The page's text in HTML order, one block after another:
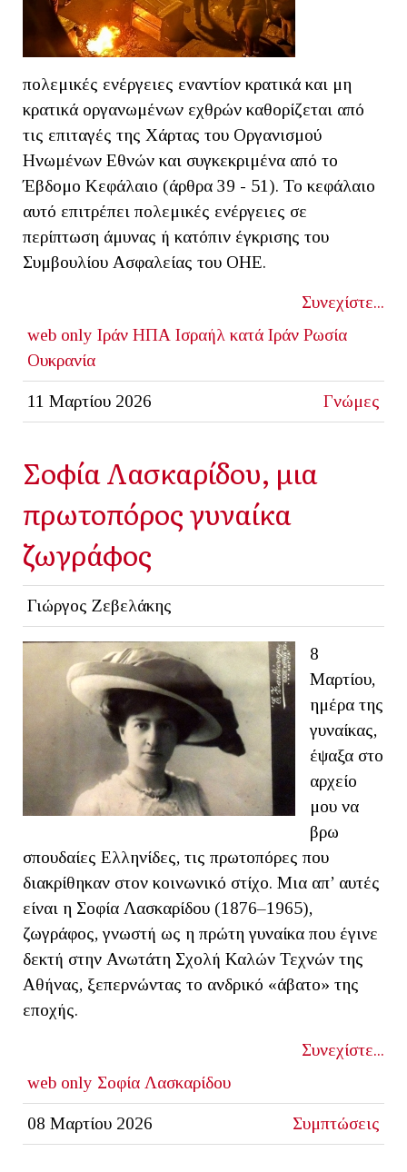
πολεμικές ενέργειες εναντίον κρατικά και μη
κρατικά οργανωμένων εχθρών καθορίζεται από
τις επιταγές της Χάρτας του Οργανισμού
Ηνωμένων Εθνών και συγκεκριμένα από το
Έβδομο Κεφάλαιο (άρθρα 39 - 51). Το κεφάλαιο
αυτό επιτρέπει πολεμικές ενέργειες σε
περίπτωση άμυνας ή κατόπιν έγκρισης του
Συμβουλίου Ασφαλείας του ΟΗΕ.
Συνεχίστε...
web only Ιράν ΗΠΑ Ισραήλ κατά Ιράν Ρωσία
Ουκρανία
11 Μαρτίου 2026 Γνώμες
Σοφία Λασκαρίδου, μια
πρωτοπόρος γυναίκα
ζωγράφος
Γιώργος Ζεβελάκης
8
Μαρτίου,
ημέρα της
γυναίκας,
έψαξα στο
αρχείο
μου να
βρω
σπουδαίες Ελληνίδες, τις πρωτοπόρες που
διακρίθηκαν στον κοινωνικό στίχο. Μια απ’ αυτές
είναι η Σοφία Λασκαρίδου (1876–1965),
ζωγράφος, γνωστή ως η πρώτη γυναίκα που έγινε
δεκτή στην Ανωτάτη Σχολή Καλών Τεχνών της
Αθήνας, ξεπερνώντας το ανδρικό «άβατο» της
εποχής.
Συνεχίστε...
web only Σοφία Λασκαρίδου
08 Μαρτίου 2026 Συμπτώσεις